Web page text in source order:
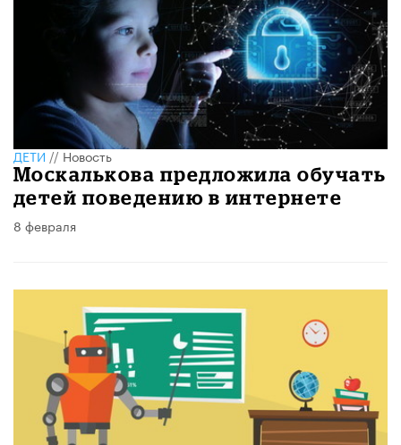
ДЕТИ//Новость
Москалькова предложила обучать
детей поведению в интернете
8 февраля